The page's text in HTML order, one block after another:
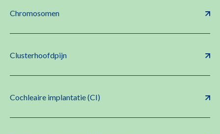
Chromosomen
Clusterhoofdpijn
Cochleaire implantatie (CI)